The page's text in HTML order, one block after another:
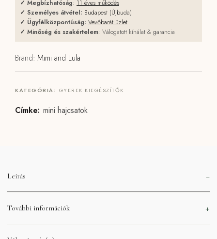
✓ Megbízhatóság: 11 éves működés
✓ Személyes átvétel: Budapest (Újbuda)
✓ Ügyfélközpontúság: Vevőbarát üzlet
✓ Minőség és szakértelem: Válogatott kínálat & garancia
Brand: Mimi and Lula
KATEGÓRIA: GYEREK KIEGÉSZÍTŐK
Címke: mini hajcsatok
Leírás
További információk